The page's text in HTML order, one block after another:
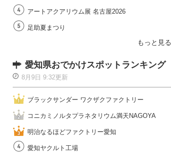
アートアクアリウム展 名古屋2026
足助夏まつり
もっと見る
愛知県おでかけスポットランキング
8月9日 9:32更新
ブラックサンダー ワクザクファクトリー
コニカミノルタプラネタリウム満天NAGOYA
明治なるほどファクトリー愛知
愛知ヤクルト工場